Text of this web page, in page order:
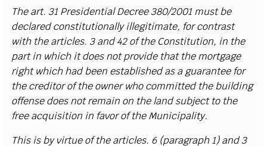
The art. 31 Presidential Decree 380/2001 must be
declared constitutionally illegitimate, for contrast
with the articles. 3 and 42 of the Constitution, in the
part in which it does not provide that the mortgage
right which had been established as a guarantee for
the creditor of the owner who committed the building
offense does not remain on the land subject to the
free acquisition in favor of the Municipality.
This is by virtue of the articles. 6 (paragraph 1) and 3